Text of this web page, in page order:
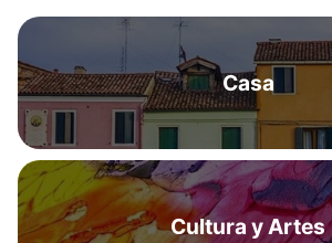
Casa
Cultura y Artes